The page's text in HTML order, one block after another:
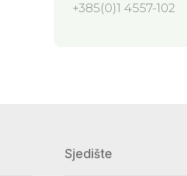
+385(0)1 4557-102
Sjedište